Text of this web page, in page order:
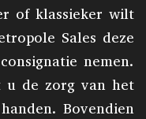
of klassieker wilt
Sales deze
nemen.
u de zorg van het
Bovendien